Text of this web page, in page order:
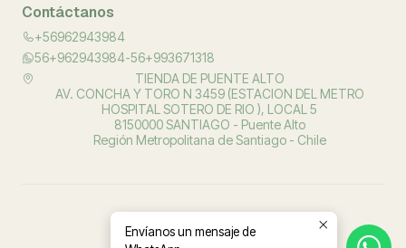
Contáctanos
+56962943984
56+962943984-56+993671318
TIENDA DE PUENTE ALTO
AV. CONCHA Y TORO N 3459 (ESTACION DEL METRO
HOSPITAL SOTERO DE RIO ), LOCAL 5
8150000 SANTIAGO - Puente Alto
Región Metropolitana de Santiago - Chile
2026 PROSALUD ORTOPEDIA.
Envíanos un mensaje de